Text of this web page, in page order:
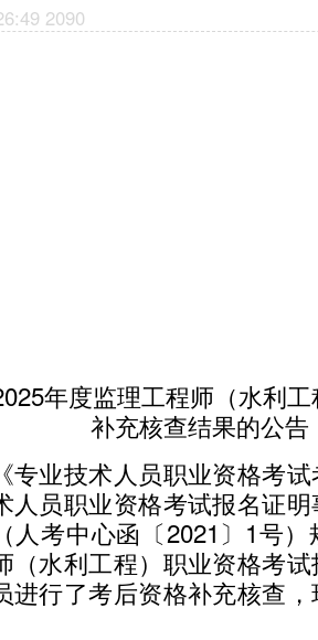
2090
年度监理工程师（水利
补充核查结果的公告
业技术人员职业资格考试
人员职业资格考试报名证
人考中心函〔2021〕1号
（水利工程）职业资格考
进行了考后资格补充核查